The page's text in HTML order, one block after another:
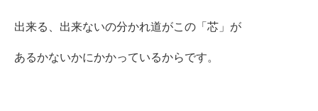
出来る、出来ないの分かれ道がこの「芯」が
あるかないかにかかっているからです。